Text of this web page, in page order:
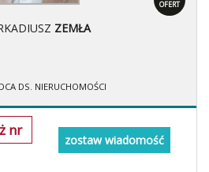
OFERT
ZEMŁA
DS. NIERUCHOMOŚCI
nr
zostaw wiadomość